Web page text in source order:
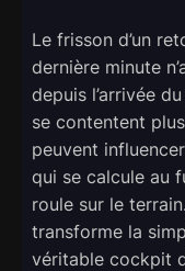
Le frisson d’un
dernière minute
depuis l’arrivée
se contentent
peuvent
qui se calcule au
roule sur le
transforme la
véritable cockpit